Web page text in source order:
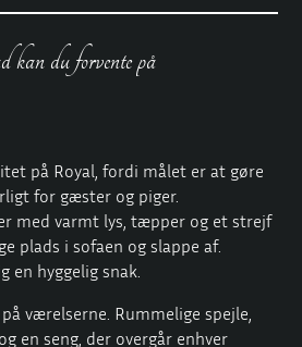
du forvente på
på Royal, fordi målet er at gøre
for gæster og piger.
med varmt lys, tæpper og et strejf
plads i sofaen og slappe af.
en hyggelig snak.
værelserne. Rummelige spejle,
en seng, der overgår enhver